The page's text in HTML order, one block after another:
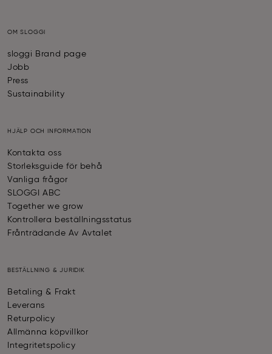
OM SLOGGI
sloggi Brand page
Jobb
Press
Sustainability
HJÄLP OCH INFORMATION
Kontakta oss
Storleksguide för behå
Vanliga frågor
SLOGGI ABC
Together we grow
Kontrollera beställningsstatus
Frånträdande Av Avtalet
BESTÄLLNING & JURIDIK
Betaling & Frakt
Leverans
Returpolicy
Allmänna köpvillkor
Integritetspolicy